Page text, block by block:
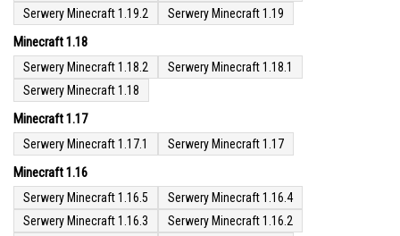
Serwery Minecraft 1.19.2
Serwery Minecraft 1.19
Minecraft 1.18
Serwery Minecraft 1.18.2
Serwery Minecraft 1.18.1
Serwery Minecraft 1.18
Minecraft 1.17
Serwery Minecraft 1.17.1 Serwery Minecraft 1.17
Minecraft 1.16
Serwery Minecraft 1.16.5
Serwery Minecraft 1.16.4
Serwery Minecraft 1.16.3
Serwery Minecraft 1.16.2